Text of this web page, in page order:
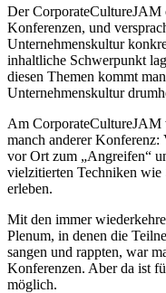
Der CorporateCultureJAM
Konferenzen, und
Unternehmenskultur
inhaltliche Schwerpunkt
diesen Themen kommt
Unternehmenskultur
Am CorporateCultureJAM
manch anderer
vor Ort zum „Angreifen“
vielzitierten Techniken
erleben.
Mit den immer
Plenum, in denen die
sangen und rappten, war
Konferenzen. Aber da ist
möglich.